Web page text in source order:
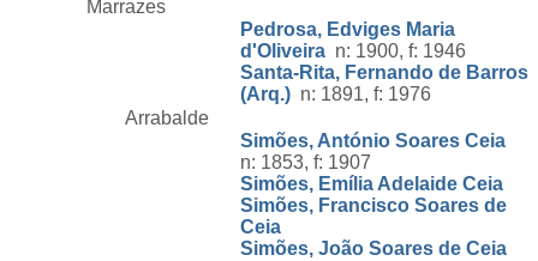
Marrazes
Pedrosa, Edviges Maria
d'Oliveira n: 1900, f: 1946
Santa-Rita, Fernando de Barros
(Arq.) n: 1891, f: 1976
Arrabalde
Simões, António Soares Ceia
n: 1853, f: 1907
Simões, Emília Adelaide Ceia
Simões, Francisco Soares de
Ceia
Simões, João Soares de Ceia